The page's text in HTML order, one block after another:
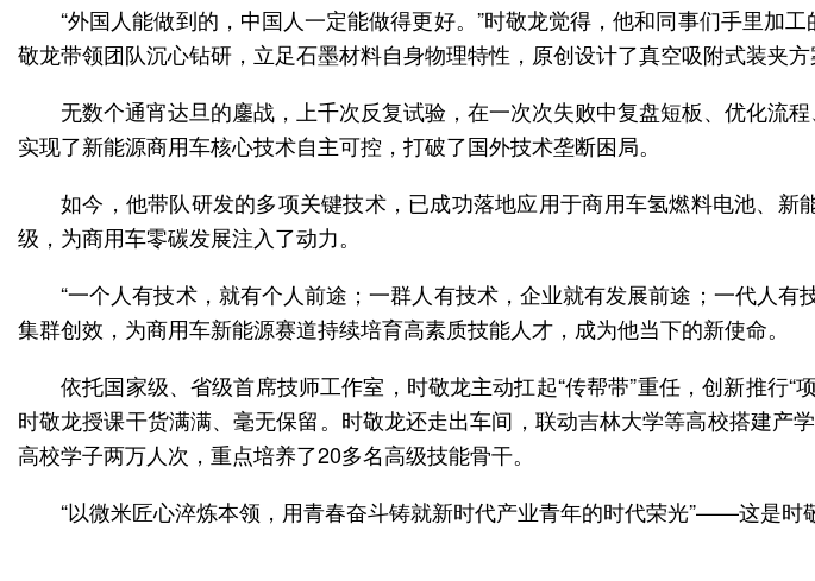
“外国人能做到的，中国人一定能做得更好。”时敬龙觉得，他和同事们手里加
敬龙带领团队沉心钻研，立足石墨材料自身物理特性，原创设计了真空吸附式装夹方
无数个通宵达旦的鏖战，上千次反复试验，在一次次失败中复盘短板、优化流
实现了新能源商用车核心技术自主可控，打破了国外技术垄断困局。
如今，他带队研发的多项关键技术，已成功落地应用于商用车氢燃料电池、
级，为商用车零碳发展注入了动力。
“一个人有技术，就有个人前途；一群人有技术，企业就有发展前途；一代人
集群创效，为商用车新能源赛道持续培育高素质技能人才，成为他当下的新使命。
依托国家级、省级首席技师工作室，时敬龙主动扛起“传帮带”重任，创新推行
时敬龙授课干货满满、毫无保留。时敬龙还走出车间，联动吉林大学等高校搭建
高校学子两万人次，重点培养了20多名高级技能骨干。
“以微米匠心淬炼本领，用青春奋斗铸就新时代产业青年的时代荣光”——这是时